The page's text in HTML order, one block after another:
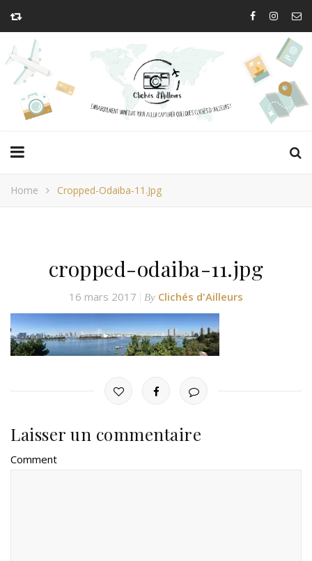
Home Cropped-Odaiba-11.jpg
cropped-odaiba-11.jpg
16 mars 2017 By Clichés d'Ailleurs
Laisser un commentaire
Comment